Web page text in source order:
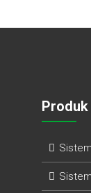
Produk